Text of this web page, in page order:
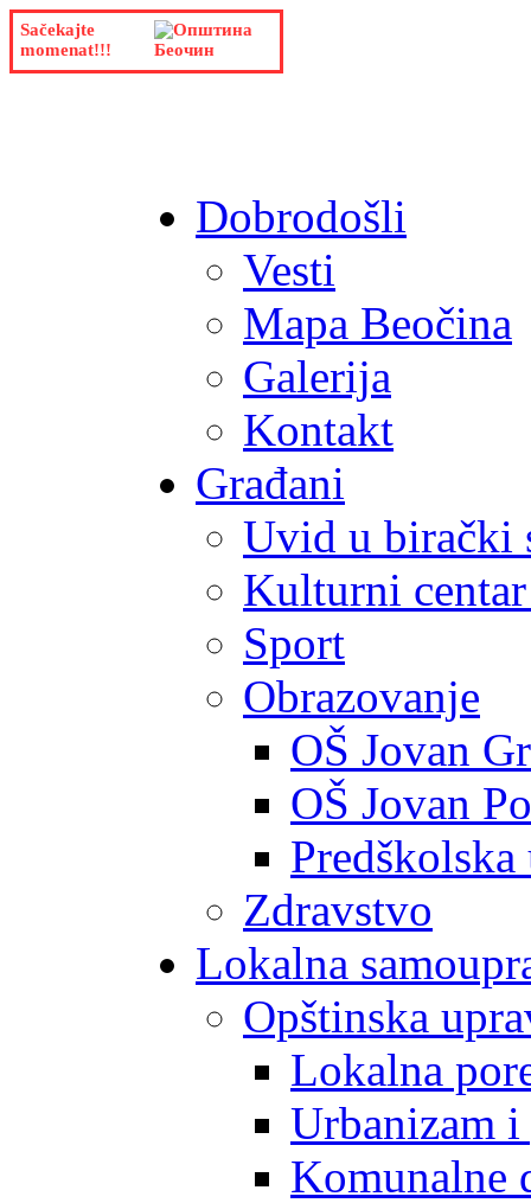
Sačekajte
momenat!!!
Dobrodošli
Vesti
Mapa Beočina
Galerija
Kontakt
Građani
Uvid u birački
Kulturni
Sport
Obrazovanje
OŠ Jovan
OŠ Jovan
Predškolska
Zdravstvo
Lokalna
Opštinska
Lokalna
Urbanizam
Komunalne